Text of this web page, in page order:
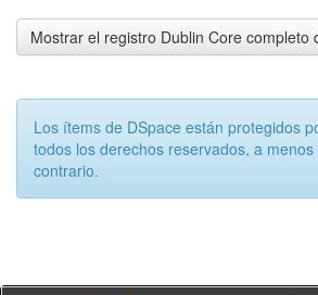
Mostrar el registro Dublin Core completo
Los ítems de DSpace están protegidos
todos los derechos reservados, a
contrario.